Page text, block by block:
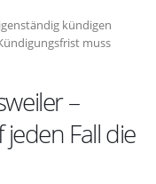
kündigen
muss
–
Fall die